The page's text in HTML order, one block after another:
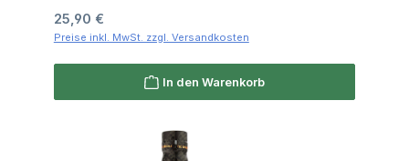
Regulärer Preis:
25,90 €
Preise inkl. MwSt. zzgl. Versandkosten
In den Warenkorb